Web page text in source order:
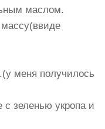
маслом.
меня получилось
с зеленью укропа и